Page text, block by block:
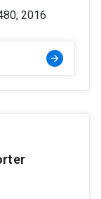
2016
arrow_forward